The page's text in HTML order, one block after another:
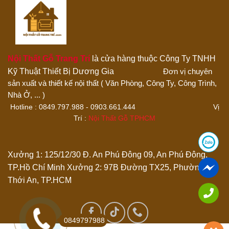
Thêm ảnh đánh giá
Email*
Lưu tên của tôi, email, và trang web trong trình duyệt này
Nội Thất Gỗ Trang Trílà cửa hàng thuộc Công Ty TNHH
Kỹ Thuật Thiết Bị Dương Gia
Đơn vị chuyên
sản xuất và thiết kế nội thất ( Văn Phòng, Công Ty, Công Trình,
Nhà Ở, ... )
Hotline : 0849.797.988 - 0903.661.444 Vị
Trí : Nội Thất Gỗ TPHCM
Xưởng 1: 125/12/30 Đ. An Phú Đông 09, An Phú Đông,
TP.Hồ Chí Minh Xưởng 2: 97B Đường TX25, Phường
Thới An, TP.HCM
0849797988